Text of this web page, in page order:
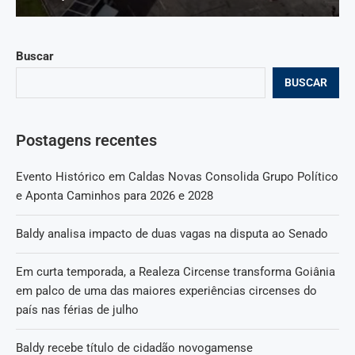
Buscar
BUSCAR
Postagens recentes
Evento Histórico em Caldas Novas Consolida Grupo Político
e Aponta Caminhos para 2026 e 2028
Baldy analisa impacto de duas vagas na disputa ao Senado
Em curta temporada, a Realeza Circense transforma Goiânia
em palco de uma das maiores experiências circenses do
país nas férias de julho
Baldy recebe título de cidadão novogamense